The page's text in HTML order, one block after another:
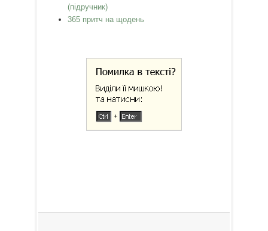
(підручник)
365 притч на щодень